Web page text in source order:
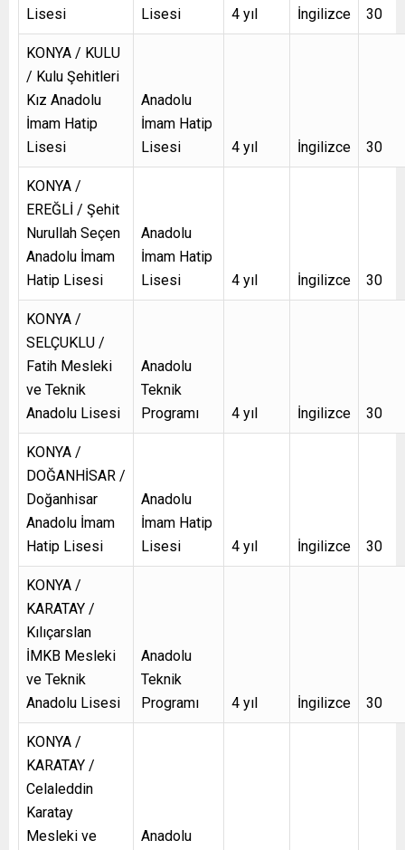
Lisesi
Lisesi
4 yıl İngilizce 30
KONYA / KULU
/ Kulu Şehitleri
Kız Anadolu
İmam Hatip
Lisesi
Anadolu
İmam Hatip
Lisesi
4 yıl İngilizce 30
KONYA /
EREĞLİ / Şehit
Nurullah Seçen
Anadolu İmam
Hatip Lisesi
Anadolu
İmam Hatip
Lisesi
4 yıl İngilizce 30
KONYA /
SELÇUKLU /
Fatih Mesleki
ve Teknik
Anadolu Lisesi
Anadolu
Teknik
Programı
4 yıl İngilizce 30
KONYA /
DOĞANHİSAR /
Doğanhisar
Anadolu İmam
Hatip Lisesi
Anadolu
İmam Hatip
Lisesi
4 yıl İngilizce 30
KONYA /
KARATAY /
Kılıçarslan
İMKB Mesleki
ve Teknik
Anadolu Lisesi
Anadolu
Teknik
Programı
4 yıl İngilizce 30
KONYA /
KARATAY /
Celaleddin
Karatay
Mesleki ve
Anadolu